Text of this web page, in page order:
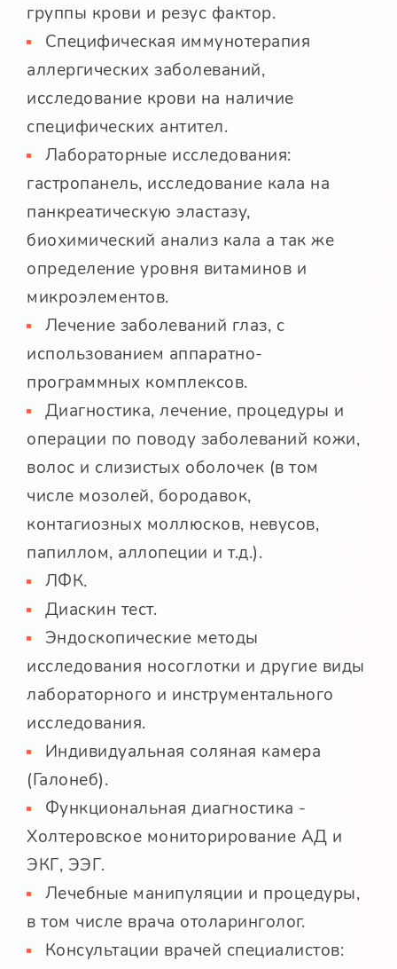
группы крови и резус фактор.
Специфическая иммунотерапия
аллергических заболеваний,
исследование крови на наличие
специфических антител.
Лабораторные исследования:
гастропанель, исследование кала на
панкреатическую эластазу,
биохимический анализ кала а так же
определение уровня витаминов и
микроэлементов.
Лечение заболеваний глаз, с
использованием аппаратно-
программных комплексов.
Диагностика, лечение, процедуры и
операции по поводу заболеваний кожи,
волос и слизистых оболочек (в том
числе мозолей, бородавок,
контагиозных моллюсков, невусов,
папиллом, аллопеции и т.д.).
ЛФК.
Диаскин тест.
Эндоскопические методы
исследования носоглотки и другие виды
лабораторного и инструментального
исследования.
Индивидуальная соляная камера
(Галонеб).
Функциональная диагностика -
Холтеровское мониторирование АД и
ЭКГ, ЭЭГ.
Лечебные манипуляции и процедуры,
в том числе врача отоларинголог.
Консультации врачей специалистов: